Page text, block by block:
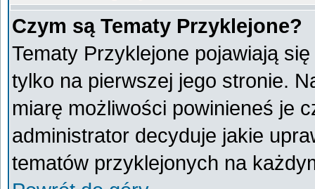
Czym są Tematy Przyklejone?
Tematy Przyklejone pojawiają
tylko na pierwszej jego stronie.
miarę możliwości powinieneś je
administrator decyduje jakie
tematów przyklejonych na